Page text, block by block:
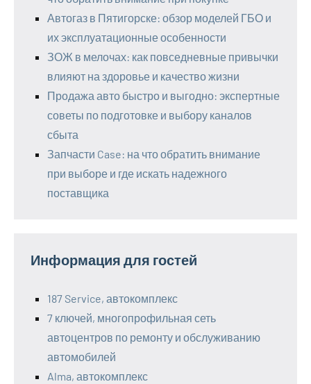
Автогаз в Пятигорске: обзор моделей ГБО и
их эксплуатационные особенности
ЗОЖ в мелочах: как повседневные привычки
влияют на здоровье и качество жизни
Продажа авто быстро и выгодно: экспертные
советы по подготовке и выбору каналов
сбыта
Запчасти Case: на что обратить внимание
при выборе и где искать надежного
поставщика
Информация для гостей
187 Service, автокомплекс
7 ключей, многопрофильная сеть
автоцентров по ремонту и обслуживанию
автомобилей
Alma, автокомплекс